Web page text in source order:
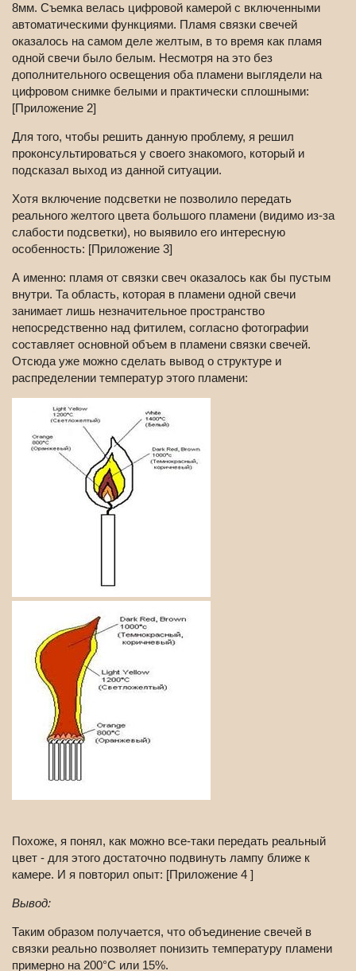
8мм. Съемка велась цифровой камерой с включенными
автоматическими функциями. Пламя связки свечей
оказалось на самом деле желтым, в то время как пламя
одной свечи было белым. Несмотря на это без
дополнительного освещения оба пламени выглядели на
цифровом снимке белыми и практически сплошными:
[Приложение 2]
Для того, чтобы решить данную проблему, я решил
проконсультироваться у своего знакомого, который и
подсказал выход из данной ситуации.
Хотя включение подсветки не позволило передать
реального желтого цвета большого пламени (видимо из-за
слабости подсветки), но выявило его интересную
особенность: [Приложение 3]
А именно: пламя от связки свеч оказалось как бы пустым
внутри. Та область, которая в пламени одной свечи
занимает лишь незначительное пространство
непосредственно над фитилем, согласно фотографии
составляет основной объем в пламени связки свечей.
Отсюда уже можно сделать вывод о структуре и
распределении температур этого пламени:
Похоже, я понял, как можно все-таки передать реальный
цвет - для этого достаточно подвинуть лампу ближе к
камере. И я повторил опыт: [Приложение 4 ]
Вывод:
Таким образом получается, что объединение свечей в
связки реально позволяет понизить температуру пламени
примерно на 200°C или 15%.